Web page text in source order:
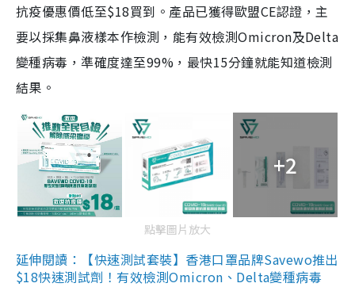
抗疫優惠價低至$18買到。產品已獲得歐盟CE認證，主
要以採集鼻液樣本作檢測，能有效檢測Omicron及Delta
變種病毒，準確度達至99%，最快15分鐘就能知道檢測
結果。
+2
點擊圖片放大
延伸閱讀：【快速測試套裝】香港口罩品牌Savewo推出
$18快速測試劑！有效檢測Omicron、Delta變種病毒